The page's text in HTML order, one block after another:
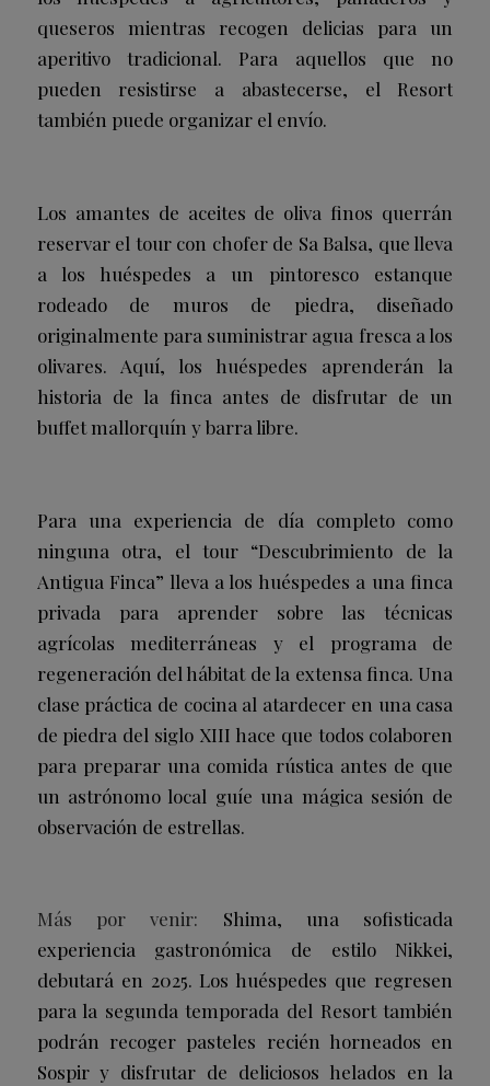
queseros mientras recogen delicias para un
aperitivo tradicional. Para aquellos que no
pueden resistirse a abastecerse, el Resort
también puede organizar el envío.
Los amantes de aceites de oliva finos querrán
reservar el tour con chofer de Sa Balsa, que lleva
a los huéspedes a un pintoresco estanque
rodeado de muros de piedra, diseñado
originalmente para suministrar agua fresca a los
olivares. Aquí, los huéspedes aprenderán la
historia de la finca antes de disfrutar de un
buffet mallorquín y barra libre.
Para una experiencia de día completo como
ninguna otra, el tour “Descubrimiento de la
Antigua Finca” lleva a los huéspedes a una finca
privada para aprender sobre las técnicas
agrícolas mediterráneas y el programa de
regeneración del hábitat de la extensa finca. Una
clase práctica de cocina al atardecer en una casa
de piedra del siglo XIII hace que todos colaboren
para preparar una comida rústica antes de que
un astrónomo local guíe una mágica sesión de
observación de estrellas.
Más por venir: Shima, una sofisticada
experiencia gastronómica de estilo Nikkei,
debutará en 2025. Los huéspedes que regresen
para la segunda temporada del Resort también
podrán recoger pasteles recién horneados en
Sospir y disfrutar de deliciosos helados en la